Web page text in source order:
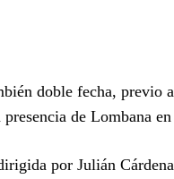
doble fecha, previo
de Lombana
por Julián